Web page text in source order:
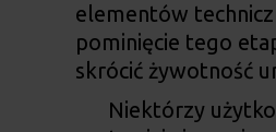
elementów
pominięcie tego
skrócić żywotność
Niektórzy